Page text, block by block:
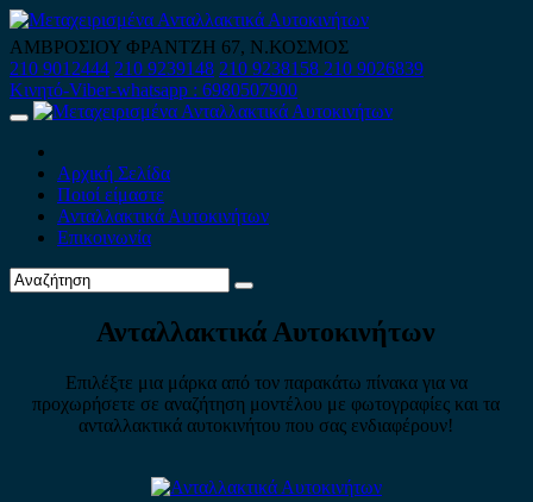
Skip
to
content
ΑΜΒΡΟΣΙΟΥ ΦΡΑΝΤΖΗ 67, Ν.ΚΟΣΜΟΣ
210 9012444 210 9239148 210 9238158 210 9026839
Κινητό-Viber-whatsapp : 6980507900
Primary
Αρχική Σελίδα
Ποιοί είμαστε
Ανταλλακτικά Αυτοκινήτων
Επικοινωνία
Ανταλλακτικά Αυτοκινήτων
Επιλέξτε μια μάρκα από τον παρακάτω πίνακα για να
προχωρήσετε σε αναζήτηση μοντέλου με φωτογραφίες και τα
ανταλλακτικά αυτοκινήτου που σας ενδιαφέρουν!